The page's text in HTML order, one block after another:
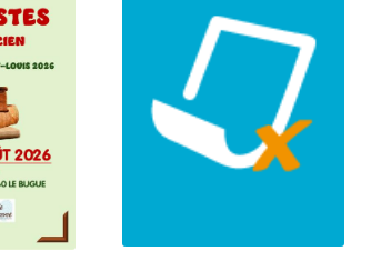
(Gironde - France)
du 5 au 6 septembre
2026
Plus d'informations